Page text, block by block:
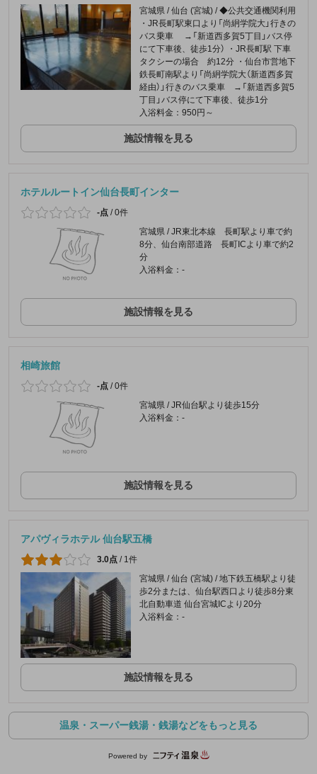
宮城県 / 仙台 (宮城) / ◆公共交通機関利用
・JR長町駅東口より「尚絅学院大」行きの
バス乗車 →「新道西多賀5丁目」バス停
にて下車後、徒歩1分） ・JR長町駅 下車
タクシーの場合 約12分 ・仙台市営地下
鉄長町南駅より「尚絅学院大（新道西多賀
経由）」行きのバス乗車 →「新道西多賀5
丁目」バス停にて下車後、徒歩1分
入浴料金：950円～
施設情報を見る
ホテルルートイン仙台長町インター
-点 /0件
宮城県 / JR東北本線 長町駅より車で約
8分、仙台南部道路 長町ICより車で約2
分
入浴料金：-
施設情報を見る
相崎旅館
-点 /0件
宮城県 / JR仙台駅より徒歩15分
入浴料金：-
施設情報を見る
アパヴィラホテル 仙台駅五橋
3.0点 / 1件
宮城県 / 仙台 (宮城) / 地下鉄五橋駅より徒
歩2分または、仙台駅西口より徒歩8分東
北自動車道 仙台宮城ICより20分
入浴料金：-
施設情報を見る
温泉・スーパー銭湯・銭湯などをもっと見る
Powered by